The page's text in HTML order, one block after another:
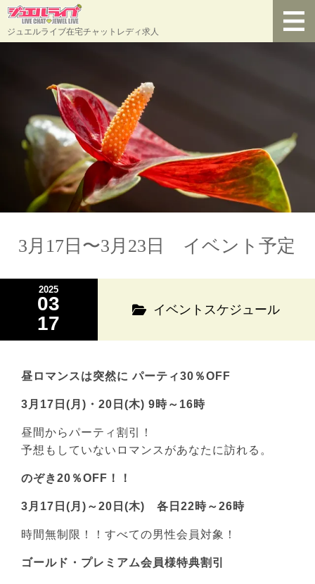
ジュエルライブ在宅チャットレディ求人
3月17日〜3月23日 イベント予定
2025
03
17
イベントスケジュール
昼ロマンスは突然に パーティ30％OFF
3月17日(月)・20日(木) 9時～16時
昼間からパーティ割引！
予想もしていないロマンスがあなたに訪れる。
のぞき20％OFF！！
3月17日(月)～20日(木) 各日22時～26時
時間無制限！！すべての男性会員対象！
ゴールド・プレミアム会員様特典割引